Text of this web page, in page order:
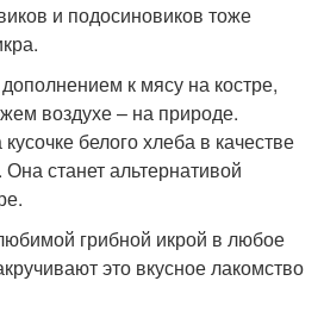
и подосиновиков тоже
к мясу на костре,
воздухе – на природе.
белого хлеба в качестве
Она станет альтернативой
грибной икрой в любое
это вкусное лакомство